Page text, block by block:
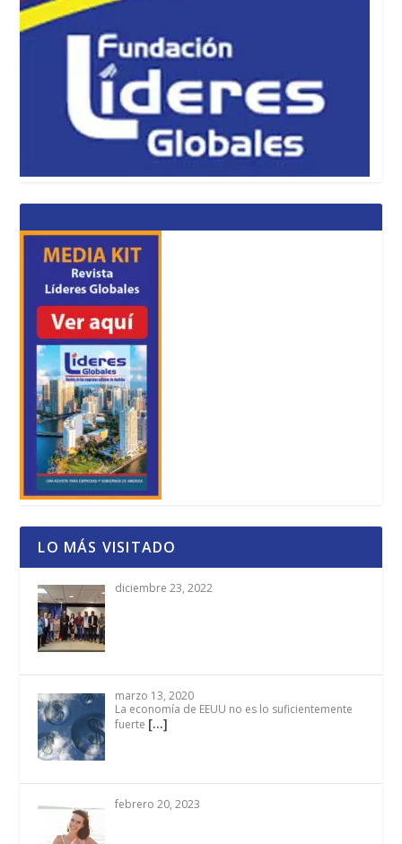
LO MÁS VISITADO
diciembre 23, 2022
marzo 13, 2020
La economía de EEUU no es lo suficientemente
fuerte […]
febrero 20, 2023